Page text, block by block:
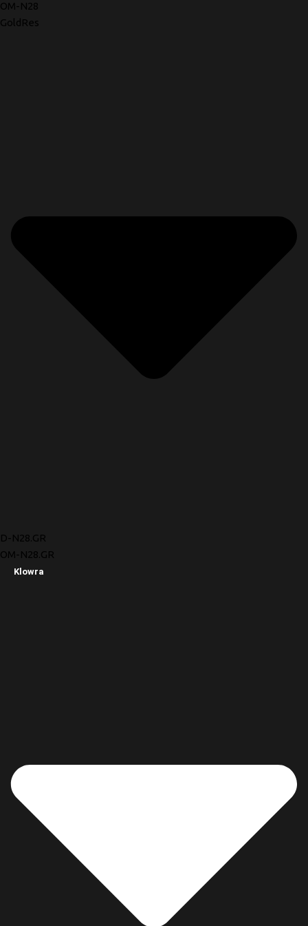
OM-N28
GoldRes
D-N28.GR
OM-N28.GR
Klowra